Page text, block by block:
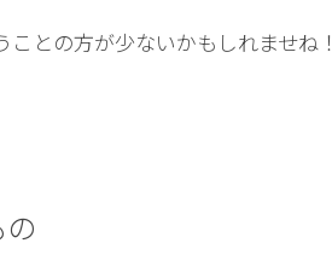
との方が少ないかもしれませね！